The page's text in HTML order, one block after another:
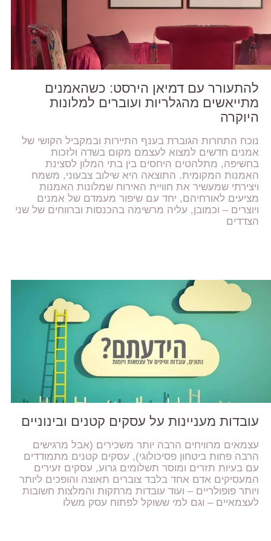
להתעורר עם דמיאן הירסט: כשהאמנים
מתייאשים מהגלריות ועוברים למלונות
היוקרה
נוכח התחרות הגוברת בענף התיירות ובמקביל הקושי של
אמנים חדשים למצוא לעצמם מקום בשדה ולזכות
בחשיפה, מתלהטים היחסים בין בתי המלון לסצינת
האמנות המקומית. התוצאה היא שילוב צבעוני, משמח
ויצירתי שמעשיר את חוויית האירוח שמלונות האמנות
מציעים לאורחיהם, יחד עם שיפור מעמדם של אמנים
ויוצרים – וכמובן, עליה מרשימה בהכנסות וברווחים של שני
הצדדים
עובדות מעניינות על עסקים קטנים ובינוניים
עצמאים מרוויחים הרבה יותר משכירים (אבל מרגישים
הרבה פחות ביטחון פסיכולוגי), עסקים קטנים מתמודדים
עם בעיות תזרים ומוסר תשלומים גרוע, עסקים זעירים
המעסיקים אדם אחד בלבד צוברים תאוצה והופכים ליותר
ויותר פופולריים – ועוד עובדות מרתקות והמלצות חשובות
לעצמאיים – וגם למי ששוקל לפתוח עסק משלו